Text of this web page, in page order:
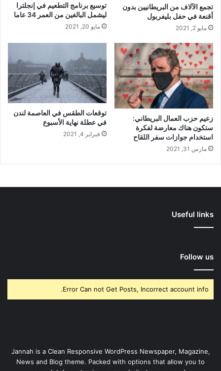
تجمع الآلاف من البريطانيين بدون
أقنعة في حفل بليفربول
مايو 2, 2021
توسيع برنامج التطعيم في إنجلترا
ليشمل البالغين من العمر 34 عاما
مايو 20, 2021
زعيم حزب العمال البريطاني:
ستكون هناك معارضة لفكرة
استخدام جوازات سفر اللقاح
مارس 31, 2021
توقعات الطقس في العاصمة لندن
في عطلة نهاية الأسبوع
فبراير 4, 2021
Useful links
Follow us
Error Can not Get Posts, Incorrect account info.
Jannah is a Clean Responsive WordPress Newspaper, Magazine,
News and Blog theme. Packed with options that allow you to